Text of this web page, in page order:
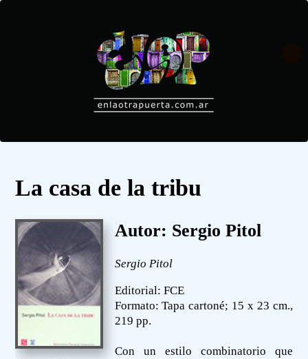
La casa de la tribu
Autor: Sergio Pitol
Sergio Pitol
Editorial: FCE
Formato: Tapa cartoné; 15 x 23 cm.,
219 pp.
Con un estilo combinatorio que